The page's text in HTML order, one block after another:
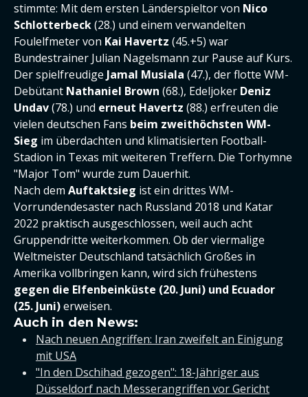
stimmte: Mit dem ersten Länderspieltor von Nico
Schlotterbeck(28.) und einem verwandelten
Foulelfmeter von Kai Havertz (45.+5) war
Bundestrainer Julian Nagelsmann zur Pause auf Kurs.
Der spielfreudige Jamal Musiala (47.), der flotte WM-
Debütant Nathaniel Brown (68.), Edeljoker Deniz
Undav(78.) und erneut Havertz (88.) erfreuten die
vielen deutschen Fans beim zweithöchsten WM-
Sieg im überdachten und klimatisierten Football-
Stadion in Texas mit weiteren Treffern. Die Torhymne
"Major Tom" wurde zum Dauerhit.
Nach dem Auftaktsieg ist ein drittes WM-
Vorrundendesaster nach Russland 2018 und Katar
2022 praktisch ausgeschlossen, weil auch acht
Gruppendritte weiterkommen. Ob der viermalige
Weltmeister Deutschland tatsächlich Großes in
Amerika vollbringen kann, wird sich frühestens
gegen die Elfenbeinküste (20. Juni) und Ecuador
(25. Juni)erweisen.
Auch in den News:
Nach neuen Angriffen: Iran zweifelt an Einigung
mit USA
"In den Dschihad gezogen": 18-Jähriger aus
Düsseldorf nach Messerangriffen vor Gericht